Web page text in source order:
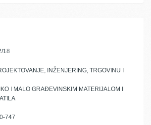
18
INŽENJERING, TRGOVINU I
I MALO GRAĐEVINSKIM MATERIJALOM I
747